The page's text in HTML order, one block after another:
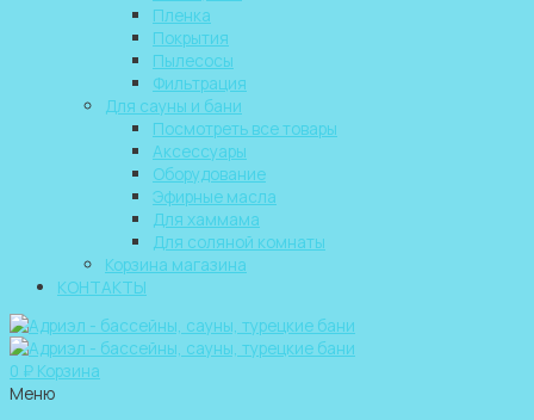
Пленка
Покрытия
Пылесосы
Фильтрация
Для сауны и бани
Посмотреть все товары
Аксессуары
Оборудование
Эфирные масла
Для хаммама
Для соляной комнаты
Корзина магазина
КОНТАКТЫ
0 ₽ Корзина
Меню